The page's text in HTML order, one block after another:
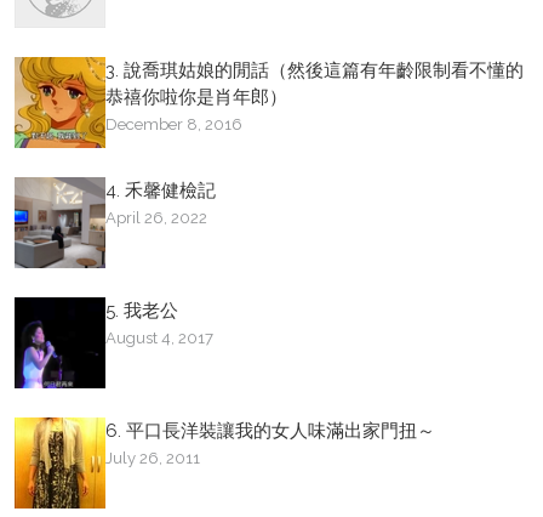
3. 說喬琪姑娘的閒話（然後這篇有年齡限制看不懂的
恭禧你啦你是肖年郎）
December 8, 2016
4. 禾馨健檢記
April 26, 2022
5. 我老公
August 4, 2017
6. 平口長洋裝讓我的女人味滿出家門扭～
July 26, 2011